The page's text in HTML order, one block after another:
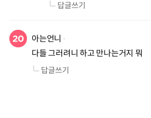
답글쓰기
아는언니
다들 그러려니 하고 만나는거지 뭐
답글쓰기